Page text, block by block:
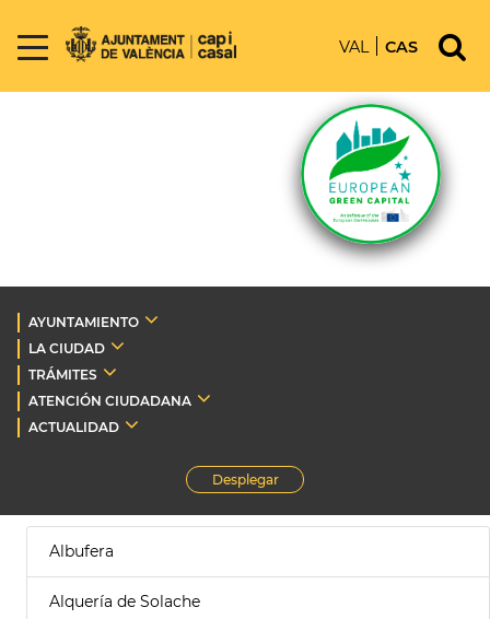
VAL CAS
AYUNTAMIENTO
LA CIUDAD
TRÁMITES
ATENCIÓN CIUDADANA
ACTUALIDAD
Desplegar
Albufera
Alquería de Solache